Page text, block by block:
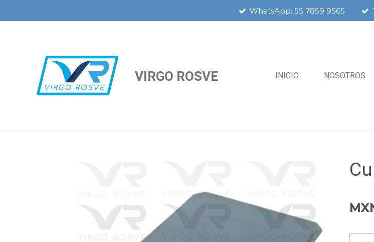
WhatsApp: 55 7859 9565
VIRGO ROSVE INICIO NOSOTROS